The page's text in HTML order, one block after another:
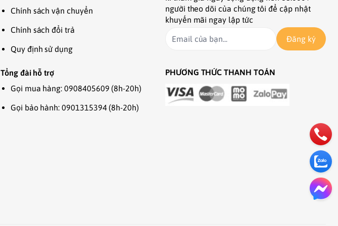
Chính sách vận chuyển
Chính sách đổi trả
Quy định sử dụng
Tổng đài hỗ trợ
Gọi mua hàng: 0908405609 (8h-20h)
Gọi bảo hành: 0901315394 (8h-20h)
người theo dõi của chúng tôi để cập nhật
khuyến mãi ngay lập tức
Đăng ký
PHƯƠNG THỨC THANH TOÁN